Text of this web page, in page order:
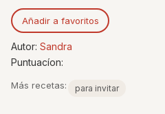
Añadir a favoritos
Autor: Sandra
Puntuacíon:
Más recetas: para invitar